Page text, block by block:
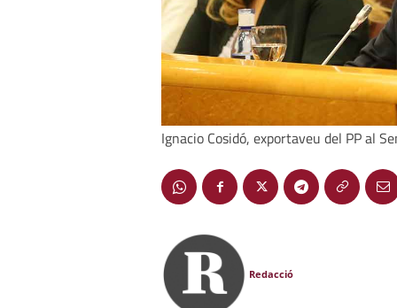
Ignacio Cosidó, exportaveu del PP al
Redacció